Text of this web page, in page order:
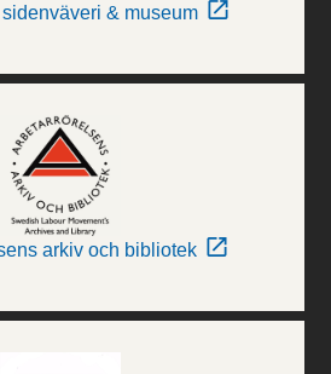
sidenväveri & museum
arkiv och bibliotek